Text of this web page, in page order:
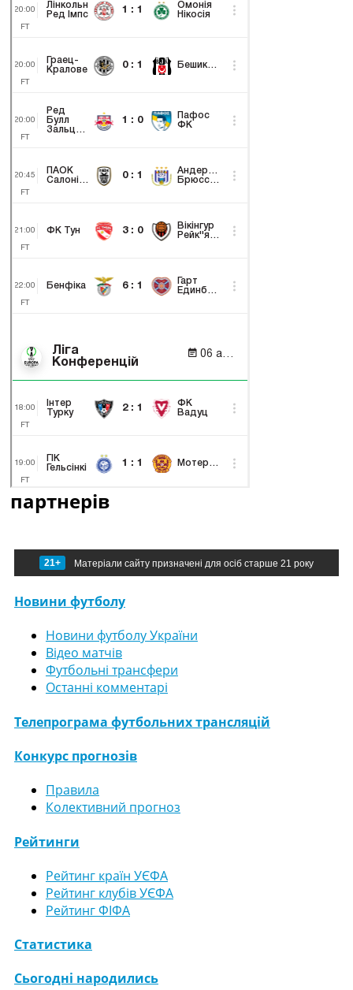
партнерів
21+ Матеріали сайту призначені для осіб старше 21 року
Новини футболу
Новини футболу України
Відео матчів
Футбольні трансфери
Останні комментарі
Телепрограма футбольних трансляцій
Конкурс прогнозів
Правила
Колективний прогноз
Рейтинги
Рейтинг країн УЄФА
Рейтинг клубів УЄФА
Рейтинг ФІФА
Статистика
Сьогодні народились